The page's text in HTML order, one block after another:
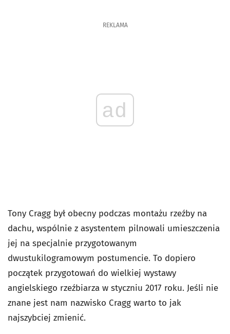
REKLAMA
ad
Tony Cragg był obecny podczas montażu rzeźby na
dachu, wspólnie z asystentem pilnowali umieszczenia
jej na specjalnie przygotowanym
dwustukilogramowym postumencie. To dopiero
początek przygotowań do wielkiej wystawy
angielskiego rzeźbiarza w styczniu 2017 roku. Jeśli nie
znane jest nam nazwisko Cragg warto to jak
najszybciej zmienić.